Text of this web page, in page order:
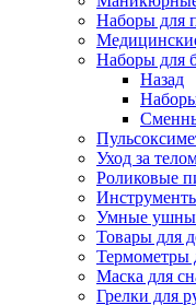
Наборы для
Наборы для
Назад
Уход за
Роликовые
Умные
Товары для
Термометры
Маска для
Грелки для